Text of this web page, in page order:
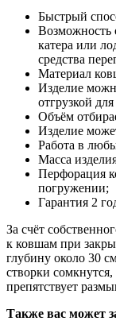
Быстрый
Возможность
катера или
средства
Материал
Изделие
отгрузкой
Объём
Изделие
Работа в
Масса
Перфорация
погружении;
Гарантия 2
За счёт
к ковшам при
глубину около 30
створки
препятствует
Также вас может